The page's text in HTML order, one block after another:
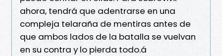
ahora, tendrá que adentrarse en una
compleja telaraña de mentiras antes de
que ambos lados de la batalla se vuelvan
en su contra y lo pierda todo.á